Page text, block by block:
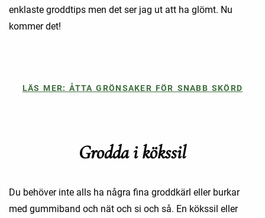
enklaste groddtips men det ser jag ut att ha glömt. Nu
kommer det!
LÄS MER: ÅTTA GRÖNSAKER FÖR SNABB SKÖRD
Grodda i kökssil
Du behöver inte alls ha några fina groddkärl eller burkar
med gummiband och nät och si och så. En kökssil eller